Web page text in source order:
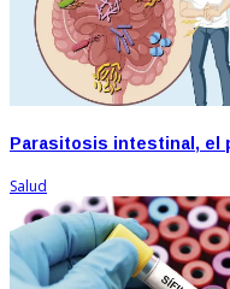
Parasitosis intestinal, el
Salud